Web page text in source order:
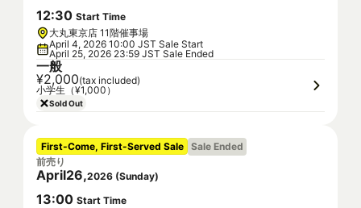
12:30 Start Time
大丸東京店 11階催事場
April 4, 2026 10:00 JST Sale Start
April 25, 2026 23:59 JST Sale Ended
一般
¥2,000(tax included)
小学生（¥1,000）
Sold Out
First-Come, First-Served Sale Sale Ended
前売り
April26,2026 (Sunday)
13:00 Start Time